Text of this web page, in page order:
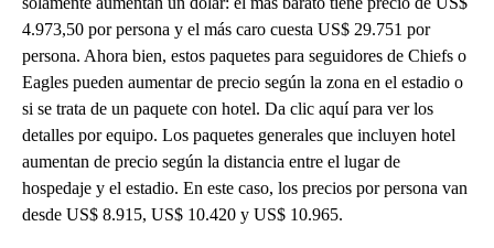
4.973,50 por persona y el más caro cuesta US$ 29.751 por
persona. Ahora bien, estos paquetes para seguidores de Chiefs o
Eagles pueden aumentar de precio según la zona en el estadio o
si se trata de un paquete con hotel. Da clic aquí para ver los
detalles por equipo. Los paquetes generales que incluyen hotel
aumentan de precio según la distancia entre el lugar de
hospedaje y el estadio. En este caso, los precios por persona van
desde US$ 8.915, US$ 10.420 y US$ 10.965.